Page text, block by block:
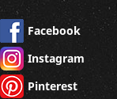
Facebook
Instagram
Pinterest